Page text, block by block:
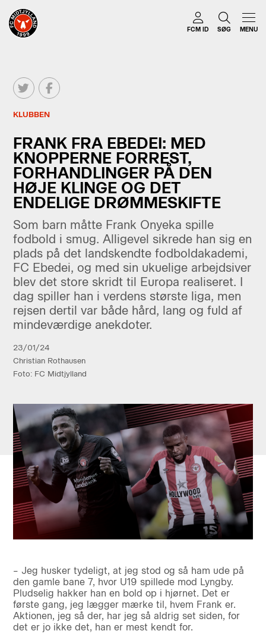
FCM ID SØG MENU
KLUBBEN
FRANK FRA EBEDEI: MED
KNOPPERNE FORREST,
FORHANDLINGER PÅ DEN
HØJE KLINGE OG DET
ENDELIGE DRØMMESKIFTE
Som barn måtte Frank Onyeka spille
fodbold i smug. Alligevel sikrede han sig en
plads på det landskendte fodboldakademi,
FC Ebedei, og med sin ukuelige arbejdsiver
blev det store skridt til Europa realiseret. I
dag spiller han i verdens største liga, men
rejsen dertil var både hård, lang og fuld af
mindeværdige anekdoter.
23/01/24
Christian Rothausen
Foto: FC Midtjylland
– Jeg husker tydeligt, at jeg stod og så ham ude på
den gamle bane 7, hvor U19 spillede mod Lyngby.
Pludselig hakker han en bold op i hjørnet. Det er
første gang, jeg lægger mærke til, hvem Frank er.
Aktionen, jeg så der, har jeg så aldrig set siden, for
det er jo ikke det, han er mest kendt for.